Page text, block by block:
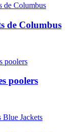
de Columbus
poolers